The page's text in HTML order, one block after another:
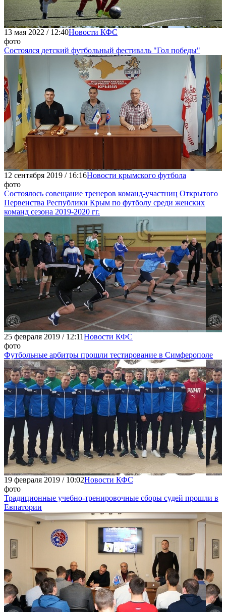
13 мая 2022 / 12:40Новости КФС
фото
Состоялся детский футбольный фестиваль "Гол победы"
12 сентября 2019 / 16:16Новости крымского футбола
фото
Состоялось совещание тренеров команд-участниц Открытого
Первенства Республики Крым по футболу среди женских
команд сезона 2019-2020 гг.
25 февраля 2019 / 12:11Новости КФС
фото
Футбольные арбитры прошли тестирование в Симферополе
19 февраля 2019 / 10:02Новости КФС
фото
Традиционные учебно-тренировочные сборы судей прошли в
Евпатории